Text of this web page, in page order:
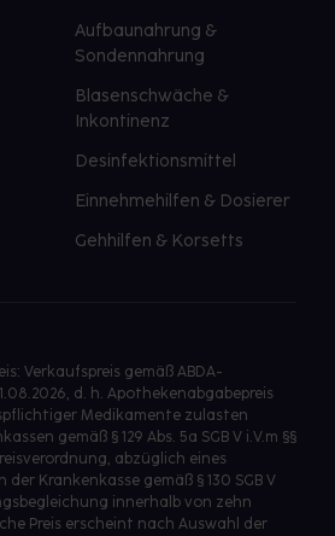
Aufbaunahrung &
Sondennahrung
Blasenschwäche &
Inkontinenz
Desinfektionsmittel
Einnehmehilfen & Dosierer
Gehhilfen & Korsetts
Verkaufspreis gemäß ABDA-
d. h. Apothekenabgabepreis
Medikamente zulasten
gemäß § 129 Abs. 5a SGB V i.V.m §§
abzüglich eines
Krankenkasse gemäß § 130 SGB V
innerhalb von zehn
Preis erscheint nach Auswahl der